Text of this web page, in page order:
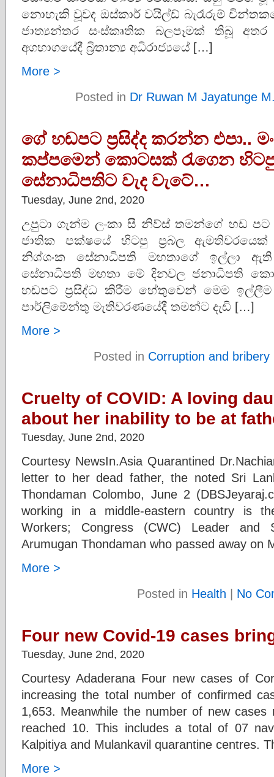
නොහැකි වූවද ඔස්කාර් වයිල්ඩ් බැරෑරුම්
ජාත්‍යන්තර සංස්කෘතික බලපෑමක් තිබූ
අගභාගයේදී බ්‍රිතාන්‍ය අධිරාජ්‍යයේ […]
More >
Posted in Dr Ruwan M Jayatunge
ගේ හඬපට ප‍්‍රසිද්ද කරන්න එපා..
කප්පමෙන් කොටසක් රැගෙන
සේනාධිපතිට වැද වැටේ…
Tuesday, June 2nd, 2020
උපුටා ගැන්ම ලංකා සී නිව්ස් තමන්ගේ හඩ
ජාතික පක්ෂයේ හිටපු ප්‍රබල ඇමතිවරයෙක්
නිශ්ශංක සේනාධිපති මහතාගේ ඉල්ලා
සේනාධිපති මහතා මේ දිනවල ජනාධිපති
හඬපට ප්‍රසිද්ධ කිරීම හේතුවෙන් මෙම
පාර්ලිමේන්තු මැතිවරණයේදී තමන්ට දැඩි […]
More >
Posted in Corruption and bribery
Cruelty of COVID: A loving
about her inability to be at
Tuesday, June 2nd, 2020
Courtesy NewsIn.Asia Quarantined
letter to her dead father, the noted Sri
Thondaman Colombo, June 2
working in a middle-eastern country is
Workers; Congress (CWC) Leader and
Arumugan Thondaman who passed away on
More >
Posted in Health | No
Four new Covid-19 cases
Tuesday, June 2nd, 2020
Courtesy Adaderana Four new cases of
increasing the total number of confirmed
1,653. Meanwhile the number of new
reached 10. This includes a total of 07
Kalpitiya and Mulankavil quarantine centres.
More >